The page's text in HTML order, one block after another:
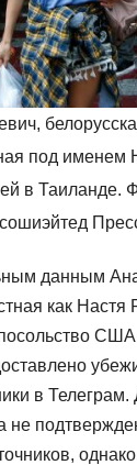
под именем
в Таиланде.
данным
как Настя
в Телеграм.
не